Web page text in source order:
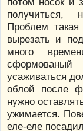
получиться,
Проблем
вырезать и
много
сформованый
усаживаться
облой после
нужно
ужимается.
еле-еле